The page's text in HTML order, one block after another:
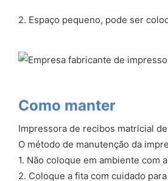
2. Espaço pequeno, pode ser
Como manter
Impressora de recibos matricial
O método de manutenção da
1. Não coloque em ambiente com
2. Coloque a fita com cuidado